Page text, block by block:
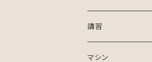
講習
マシン